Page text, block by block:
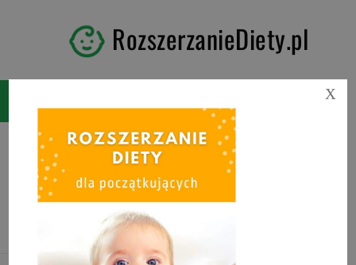
RozszerzanieDiety.pl
Tag:słodycze dla
niemowlaka
X